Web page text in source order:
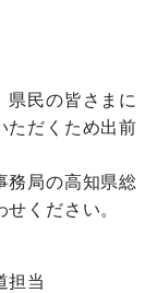
県民の皆さまに
ただくため出前
務局の高知県総
ください。
担当